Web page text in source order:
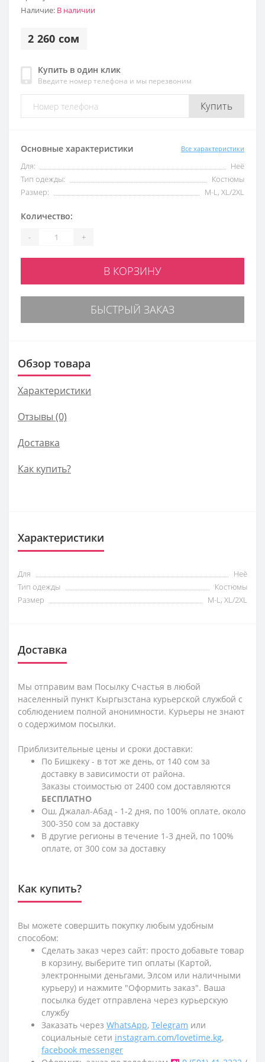
Наличие: В наличии
2 260 сом
Купить в один клик
Введите номер телефона и мы перезвоним
Купить
Основные характеристики Все характеристики
Для:
Неё
Тип одежды:
Костюмы
Размер:
M-L, XL/2XL
Количество:
- +
В КОРЗИНУ
БЫСТРЫЙ ЗАКАЗ
Обзор товара
Характеристики
Отзывы (0)
Доставка
Как купить?
Характеристики
Для
Неё
Тип одежды
Костюмы
Размер
M-L, XL/2XL
Доставка
Мы отправим вам Посылку Счастья в любой
населенный пункт Кыргызстана курьерской службой с
соблюдением полной анонимности. Курьеры не знают
о содержимом посылки.
Приблизительные цены и сроки доставки:
По Бишкеку - в тот же день, от 140 сом за
доставку в зависимости от района.
Заказы стоимостью от 2400 сом доставляются
БЕСПЛАТНО
Ош, Джалал-Абад - 1-2 дня, по 100% оплате, около
300-350 сом за доставку
В другие регионы в течение 1-3 дней, по 100%
оплате, от 300 сом за доставку
Как купить?
Вы можете совершить покупку любым удобным
способом:
Сделать заказ через сайт: просто добавьте товар
в корзину, выберите тип оплаты (Картой,
электронными деньгами, Элсом или наличными
курьеру) и нажмите "Оформить заказ". Ваша
посылка будет отправлена через курьерскую
службу
Заказать через WhatsApp, Telegram или
социальные сети instagram.com/lovetime.kg,
facebook messenger